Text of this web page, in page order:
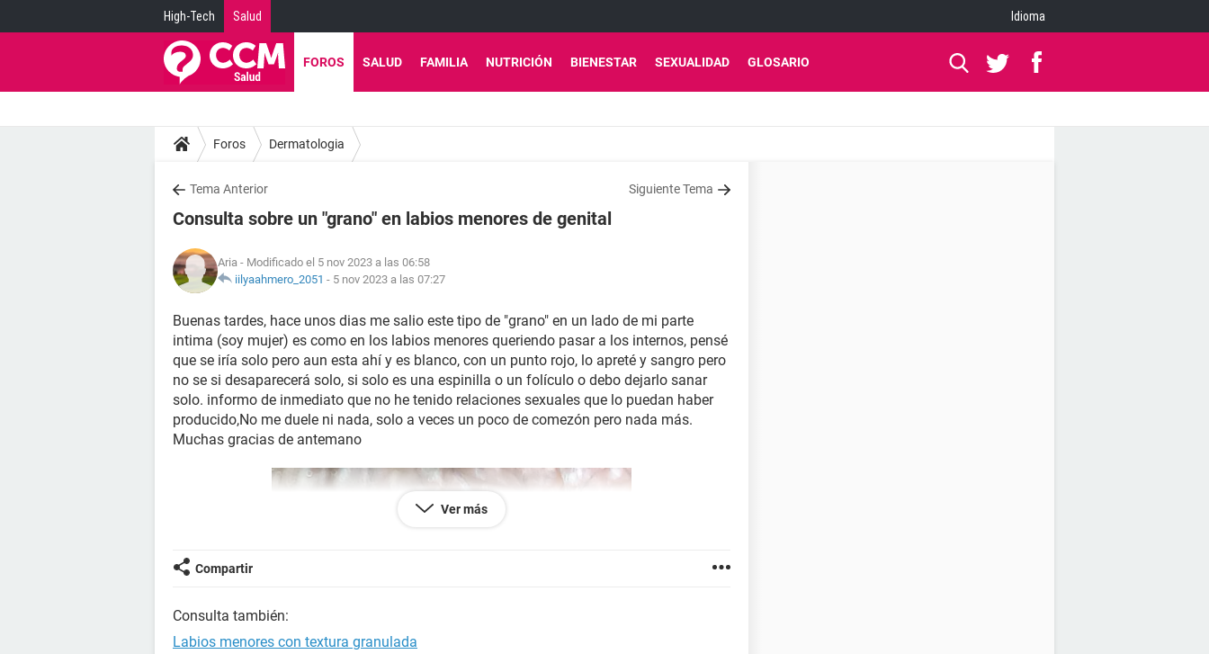
High-Tech Salud Idioma
FOROS SALUD FAMILIA NUTRICIÓN BIENESTAR SEXUALIDAD GLOSARIO
Foros Dermatologia
Tema Anterior Siguiente Tema
Consulta sobre un "grano" en labios menores de genital
Aria - Modificado el 5 nov 2023 a las 06:58
iilyaahmero_2051 - 5 nov 2023 a las 07:27
Buenas tardes, hace unos dias me salio este tipo de "grano" en un lado de mi parte
intima (soy mujer) es como en los labios menores queriendo pasar a los internos, pensé
que se iría solo pero aun esta ahí y es blanco, con un punto rojo, lo apreté y sangro pero
no se si desaparecerá solo, si solo es una espinilla o un folículo o debo dejarlo sanar
solo. informo de inmediato que no he tenido relaciones sexuales que lo puedan haber
producido,No me duele ni nada, solo a veces un poco de comezón pero nada más.
Muchas gracias de antemano
Ver más
Compartir
Consulta también:
Labios menores con textura granulada